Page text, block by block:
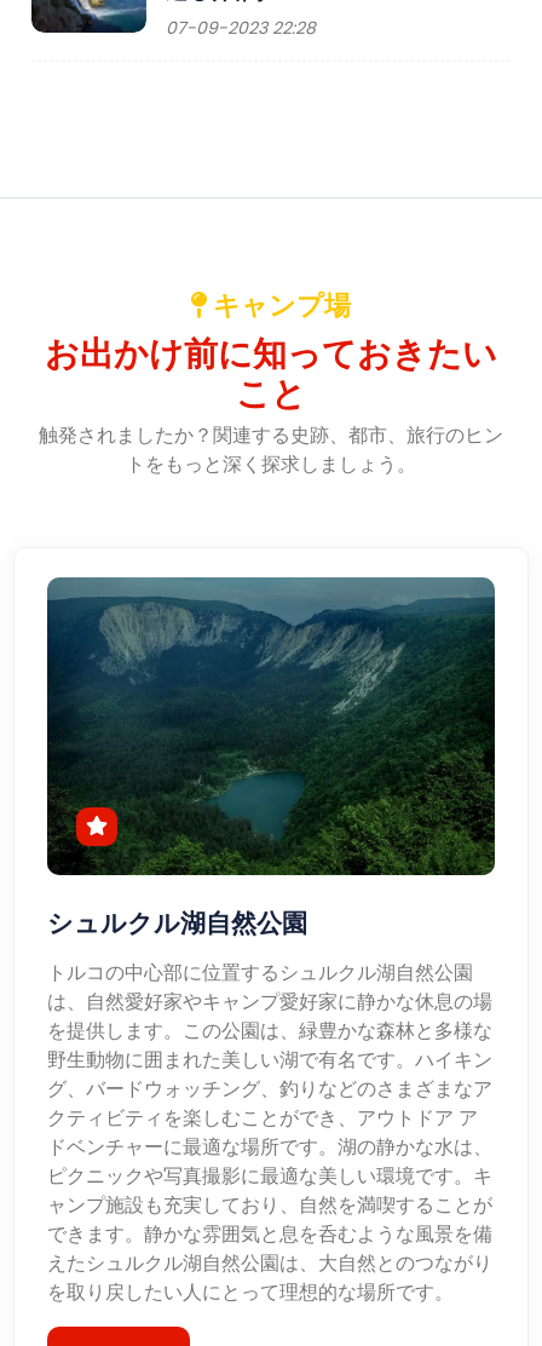
07-09-2023 22:28
キャンプ場
お出かけ前に知っておきたい
こと
触発されましたか？関連する史跡、都市、旅行のヒン
トをもっと深く探求しましょう。
シュルクル湖自然公園
トルコの中心部に位置するシュルクル湖自然公園
は、自然愛好家やキャンプ愛好家に静かな休息の場
を提供します。この公園は、緑豊かな森林と多様な
野生動物に囲まれた美しい湖で有名です。ハイキン
グ、バードウォッチング、釣りなどのさまざまなア
クティビティを楽しむことができ、アウトドア ア
ドベンチャーに最適な場所です。湖の静かな水は、
ピクニックや写真撮影に最適な美しい環境です。キ
ャンプ施設も充実しており、自然を満喫することが
できます。静かな雰囲気と息を呑むような風景を備
えたシュルクル湖自然公園は、大自然とのつながり
を取り戻したい人にとって理想的な場所です。